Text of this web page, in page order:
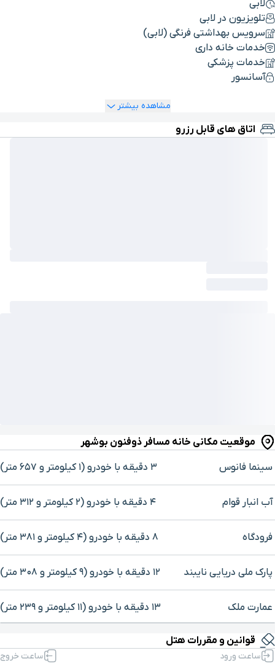
لابی
تلویزیون در لابی
سرویس بهداشتی فرنگی (لابی)
خدمات خانه داری
خدمات پزشکی
آسانسور
مشاهده بیشتر
اتاق های قابل رزرو
موقعیت مکانی خانه مسافر ذوفنون بوشهر
سینما فانوس ۳ دقیقه با خودرو (۱ کیلومتر و ۶۵۷ متر)
آب انبار قوام ۴ دقیقه با خودرو (۲ کیلومتر و ۳۱۲ متر)
فرودگاه ۸ دقیقه با خودرو (۴ کیلومتر و ۳۸۱ متر)
پارک ملی دریایی نایبند ۱۲ دقیقه با خودرو (۹ کیلومتر و ۳۰۸ متر)
عمارت ملک ۱۳ دقیقه با خودرو (۱۱ کیلومتر و ۲۳۹ متر)
پایانه مسافربری
برای بزرگنمایی روی نقشه کلیک کنید
قوانین و مقررات هتل
ساعت ورود ساعت خروج